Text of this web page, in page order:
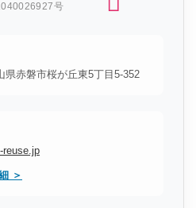
号
県赤磐市桜が丘東5丁目5-352
reuse.jp
＞